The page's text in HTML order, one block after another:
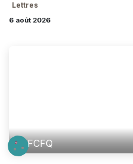
Lettres
6 août 2026
FCFQ